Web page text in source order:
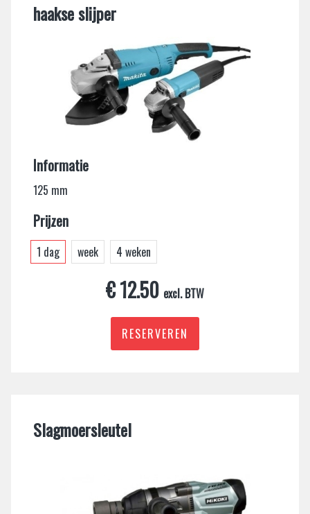
haakse slijper
Informatie
125 mm
Prijzen
1 dag week 4 weken
€ 12.50 excl. BTW
RESERVEREN
Slagmoersleutel